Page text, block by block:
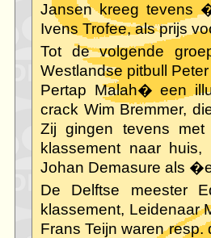
Jansen kreeg tevens
Ivens Trofee, als prijs
Tot de volgende
Westlandse pitbull
Pertap Malah� een
crack Wim Bremmer,
Zij gingen tevens
klassement naar
Johan Demasure als
De Delftse meester
klassement, Leidenaar
Frans Teijn waren